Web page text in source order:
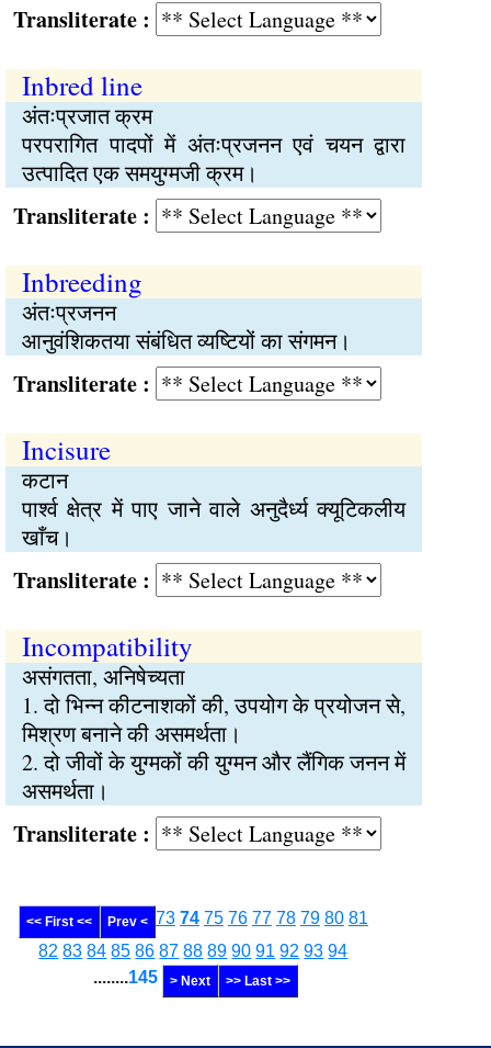
:
Inbred line
अंतःप्रजात क्रम
परपरागित पादपों में अंतःप्रजनन एवं चयन द्वारा
उत्पादित एक समयुग्मजी क्रम।
:
Inbreeding
अंतःप्रजनन
आनुवंशिकतया संबंधित व्यष्टियों का संगमन।
:
Incisure
कटान
पार्श्व क्षेत्र में पाए जाने वाले अनुदैर्ध्य क्यूटिकलीय
खाँच।
:
Incompatibility
असंगतता, अनिषेच्यता
1. दो भिन्न कीटनाशकों की, उपयोग के प्रयोजन से,
मिश्रण बनाने की असमर्थता।
2. दो जीवों के युग्मकों की युग्मन और लैंगिक जनन में
असमर्थता।
:
<< First << Prev < 73 74 75 76 77 78 79 80 81
82 83 84 85 86 87 88 89 90 91 92 93 94
........145 > Next >> Last >>